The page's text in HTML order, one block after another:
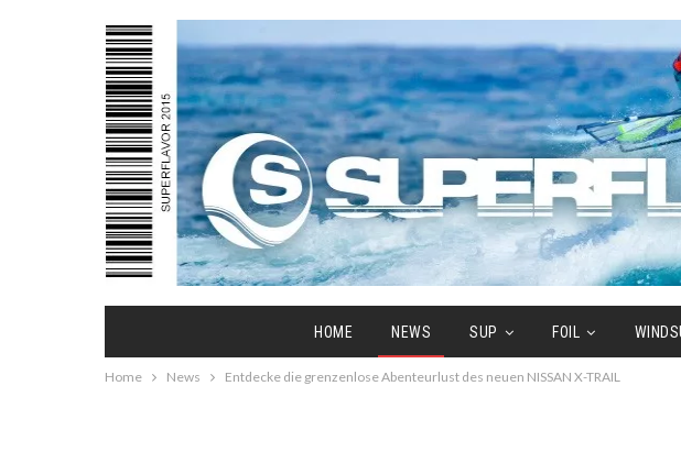
HOME NEWS SUP FOIL
Home News Entdecke die grenzenlose Abenteurlust des neuen NISSAN X-TRAIL